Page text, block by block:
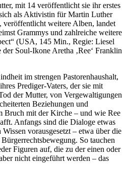
mit 14 veröffentlicht sie ihr erstes
als Aktivistin für Martin Luther
veröffentlicht weitere Alben, landet
Grammys und zahlreiche weitere
(USA, 145 Min., Regie: Liesel
Soul-Ikone Aretha ‚Ree‘ Franklin
im strengen Pastorenhaushalt,
Prediger-Vaters, der sie mit
der Mutter, von Vergewaltigungen
Beziehungen und
Bruch mit der Kirche – und wie Ree
Anfangs sind die Dialoge etwas
vorausgesetzt – etwa über die
So tauchen
Figuren auf, die zu der einen oder
nicht eingeführt werden – das